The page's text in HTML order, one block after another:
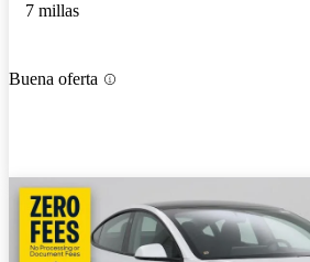
7 millas
Buena oferta